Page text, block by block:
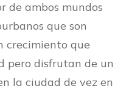
de ambos mundos
que son
crecimiento que
pero disfrutan de un
la ciudad de vez en